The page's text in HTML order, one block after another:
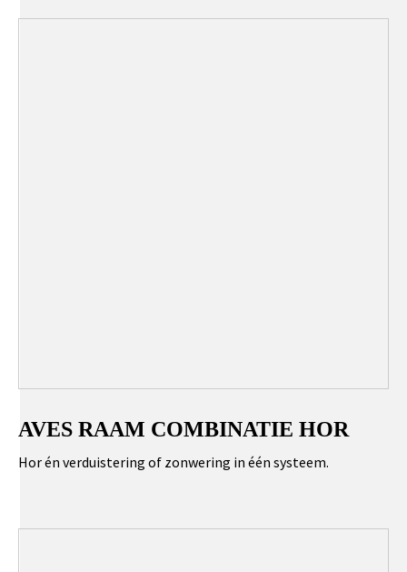
AVES RAAM COMBINATIE HOR
Hor én verduistering of zonwering in één systeem.